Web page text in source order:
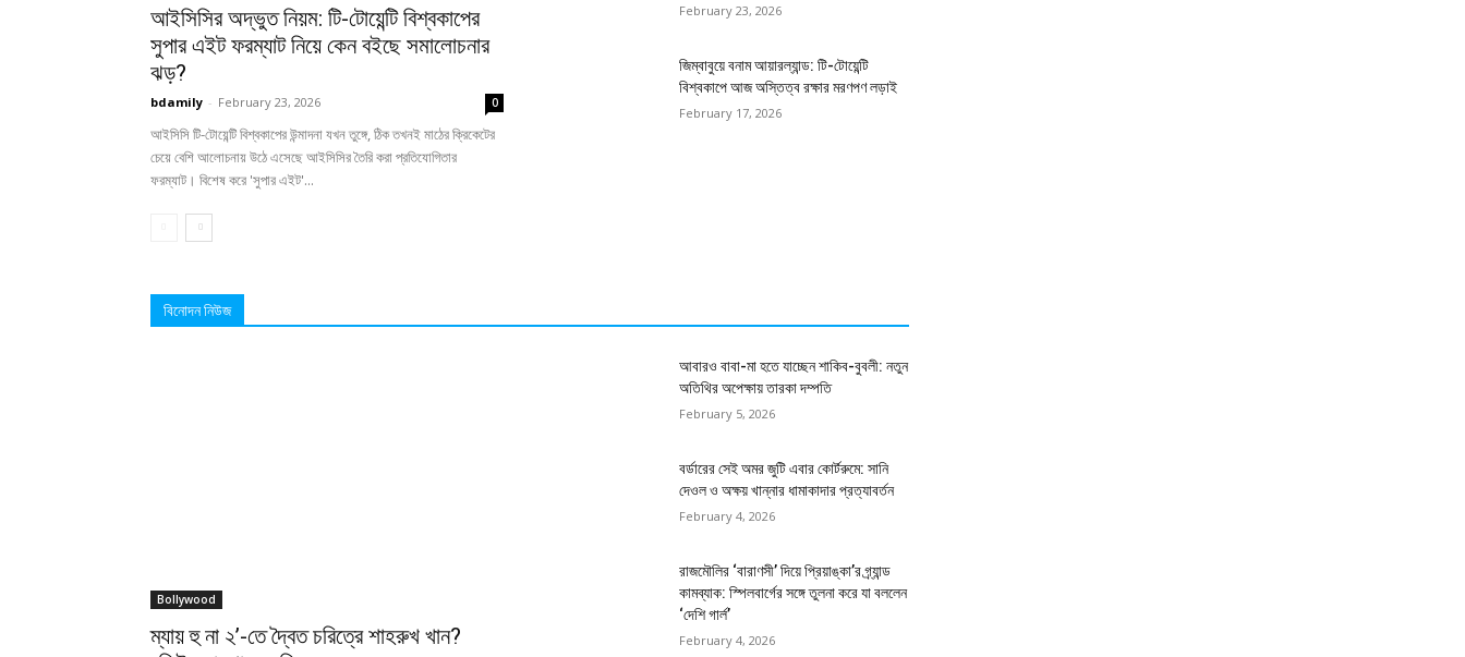
আইসিসির অদ্ভুত নিয়ম: টি-টোয়েন্টি বিশ্বকাপের
সুপার এইট ফরম্যাট নিয়ে কেন বইছে সমালোচনার
ঝড়?
bdamily - February 23, 2026 0
আইসিসি টি-টোয়েন্টি বিশ্বকাপের উন্মাদনা যখন তুঙ্গে, ঠিক তখনই মাঠের ক্রিকেটের
চেয়ে বেশি আলোচনায় উঠে এসেছে আইসিসির তৈরি করা প্রতিযোগিতার
ফরম্যাট। বিশেষ করে 'সুপার এইট'...
February 23, 2026
জিম্বাবুয়ে বনাম আয়ারল্যান্ড: টি-টোয়েন্টি
বিশ্বকাপে আজ অস্তিত্ব রক্ষার মরণপণ লড়াই
February 17, 2026
বিনোদন নিউজ
Bollywood
ম্যায় হু না ২’-তে দ্বৈত চরিত্রে শাহরুখ খান?
আবারও বাবা-মা হতে যাচ্ছেন শাকিব-বুবলী: নতুন
অতিথির অপেক্ষায় তারকা দম্পতি
February 5, 2026
বর্ডারের সেই অমর জুটি এবার কোর্টরুমে: সানি
দেওল ও অক্ষয় খান্নার ধামাকাদার প্রত্যাবর্তন
February 4, 2026
রাজমৌলির ‘বারাণসী’ দিয়ে প্রিয়াঙ্কা’র গ্র্যান্ড
কামব্যাক: স্পিলবার্গের সঙ্গে তুলনা করে যা বললেন
‘দেশি গার্ল’
February 4, 2026